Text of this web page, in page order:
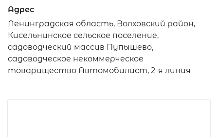
Адрес
Ленинградская область, Волховский район,
Кисельнинское сельское поселение,
садоводческий массив Пупышево,
садоводческое некоммерческое
товарищество Автомобилист, 2-я линия